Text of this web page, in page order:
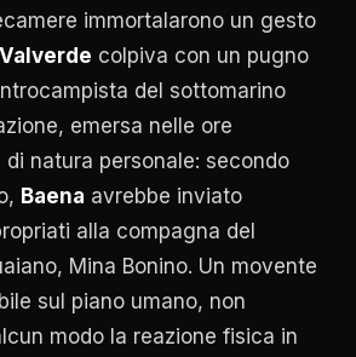
immortalarono un gesto
Valverde colpiva con un pugno
del sottomarino
emersa nelle ore
natura personale: secondo
Baena avrebbe inviato
alla compagna del
Mina Bonino. Un movente
sul piano umano, non
modo la reazione fisica in